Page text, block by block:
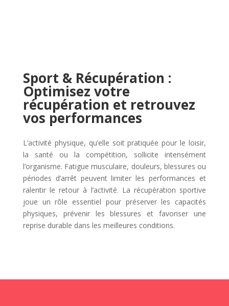
Sport & Récupération :
Optimisez votre
récupération et retrouvez
vos performances
L’activité physique, qu’elle soit pratiquée pour le loisir,
la santé ou la compétition, sollicite intensément
l’organisme. Fatigue musculaire, douleurs, blessures ou
périodes d’arrêt peuvent limiter les performances et
ralentir le retour à l’activité. La récupération sportive
joue un rôle essentiel pour préserver les capacités
physiques, prévenir les blessures et favoriser une
reprise durable dans les meilleures conditions.